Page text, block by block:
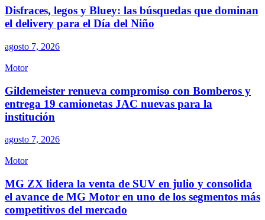
Disfraces, legos y Bluey: las búsquedas que dominan
el delivery para el Día del Niño
agosto 7, 2026
Motor
Gildemeister renueva compromiso con Bomberos y
entrega 19 camionetas JAC nuevas para la
institución
agosto 7, 2026
Motor
MG ZX lidera la venta de SUV en julio y consolida
el avance de MG Motor en uno de los segmentos más
competitivos del mercado